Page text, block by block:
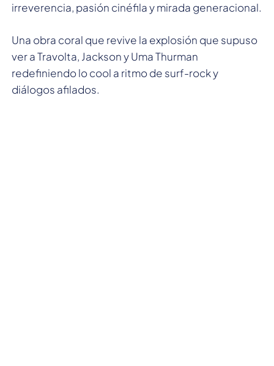
irreverencia, pasión cinéfila y mirada generacional.
Una obra coral que revive la explosión que supuso
ver a Travolta, Jackson y Uma Thurman
redefiniendo lo cool a ritmo de surf-rock y
diálogos afilados.